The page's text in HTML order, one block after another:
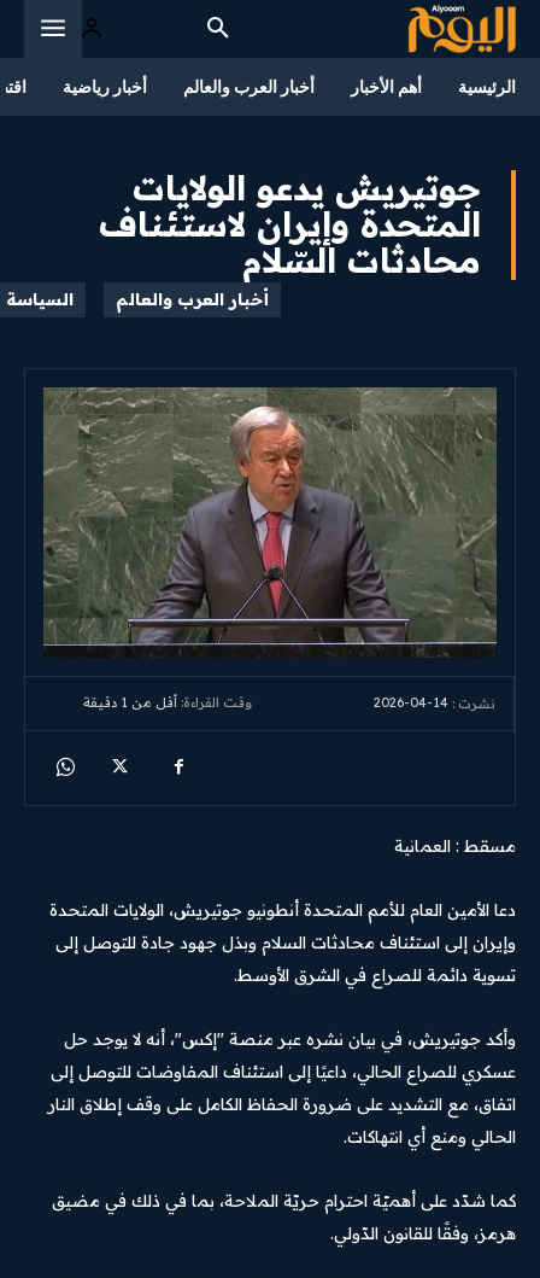
الرئيسية أهم الأخبار أخبار العرب والعالم أخبار رياضية
جوتيريش يدعو الولايات
المتحدة وإيران لاستئناف
محادثات السّلام
أخبار العرب والعالم السياسة
نشرت : 2026-04-14 وقت القراءة: أقل من 1 دقيقة
مسقط : العمانية
دعا الأمين العام للأمم المتحدة أنطونيو جوتيريش، الولايات المتحدة
وإيران إلى استئناف محادثات السلام وبذل جهود جادة للتوصل إلى
تسوية دائمة للصراع في الشرق الأوسط.
وأكد جوتيريش، في بيان نشره عبر منصة "إكس"، أنه لا يوجد حل
عسكري للصراع الحالي، داعيًا إلى استئناف المفاوضات للتوصل إلى
اتفاق، مع التشديد على ضرورة الحفاظ الكامل على وقف إطلاق النار
الحالي ومنع أي انتهاكات.
كما شدّد على أهميّة احترام حريّة الملاحة، بما في ذلك في مضيق
هرمز، وفقًا للقانون الدّولي.